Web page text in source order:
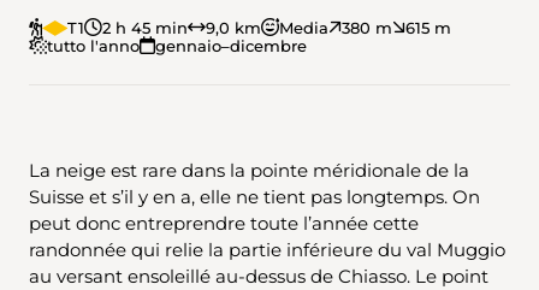
T1 2 h 45 min 9,0 km Media 380 m
615 m
tutto l'anno
gennaio–dicembre
La neige est rare dans la pointe méridionale de la
Suisse et s’il y en a, elle ne tient pas longtemps. On
peut donc entreprendre toute l’année cette
randonnée qui relie la partie inférieure du val Muggio
au versant ensoleillé au-dessus de Chiasso. Le point